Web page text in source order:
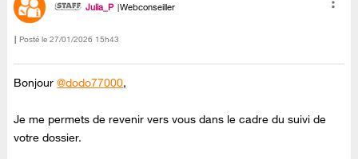
Julia_P Webconseiller
Posté le ‎27/01/2026 15h43
Bonjour@dodo77000,
Je me permets de revenir vers vous dans le cadre du suivi de
votre dossier.